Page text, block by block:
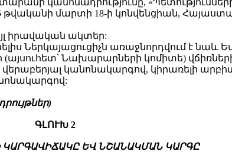
կանոնադրությունը, «Պետությունների
թվականի մարտի 18-ի կոնվենցիան,
իրավական ակտեր:
Ներկայացուցիչն առաջնորդվում է
Նախարարների կոմիտե)
կանոնակարգով, կիրառելի
ԳԼՈՒԽ 2
ԿԱՐԳԱՎԻՃԱԿԸ ԵՎ ՆՇԱՆԱԿՄԱՆ ԿԱՐԳԸ